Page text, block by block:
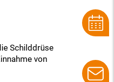
Schilddrüse
von